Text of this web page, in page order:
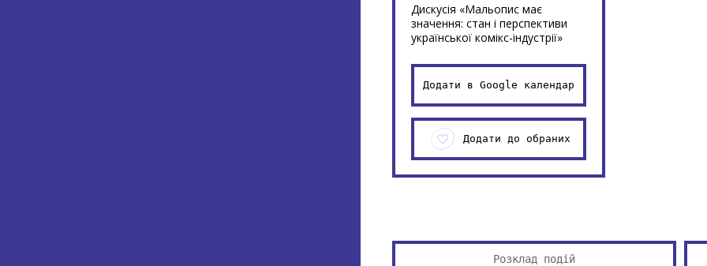
Дискусія «Мальопис має
значення: стан і перспективи
української комікс-індустрії»
Додати в Google календар
Додати до обраних
Розклад подій